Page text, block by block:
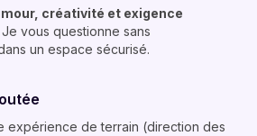
créativité et exigence
Je vous questionne sans
un espace sécurisé.
expérience de terrain (direction des